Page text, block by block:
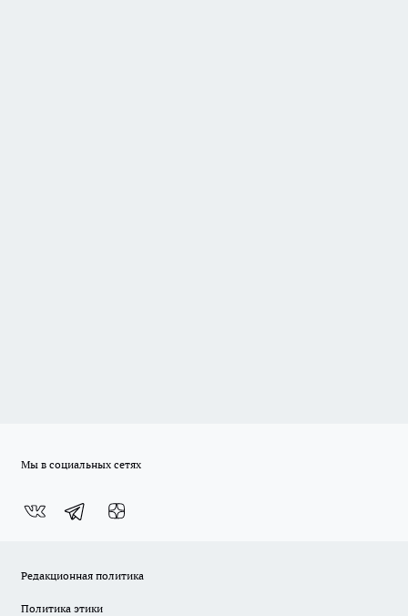
Мы в социальных сетях
Редакционная политика
Политика этики